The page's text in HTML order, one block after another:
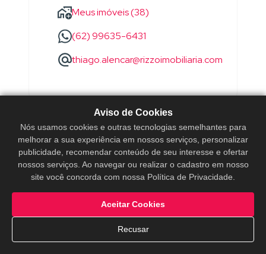
Meus imóveis (38)
(62) 99635-6431
thiago.alencar@rizzoimobiliaria.com
WANDERSON
SOARES
Aviso de Cookies
Nós usamos cookies e outras tecnologias semelhantes para
melhorar a sua experiência em nossos serviços, personalizar
publicidade, recomendar conteúdo de seu interesse e ofertar
nossos serviços. Ao navegar ou realizar o cadastro em nosso
site você concorda com nossa Política de Privacidade.
Recusar
Aceitar Cookies